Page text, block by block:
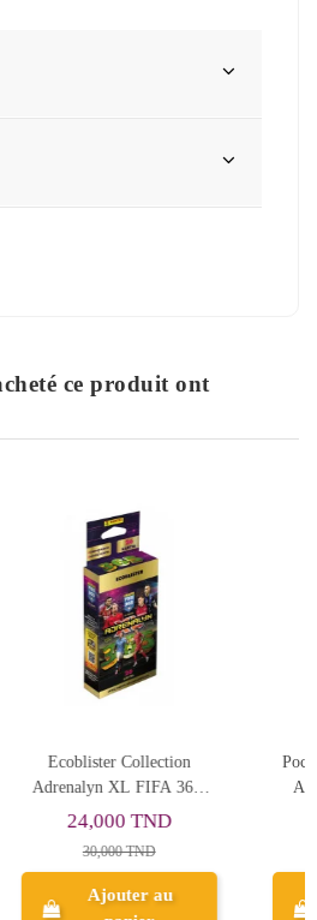
ce produit ont
Pochette Panini FIFA 365
Adrenalyn XL 2026, 6
4,798 TND
Ajouter au